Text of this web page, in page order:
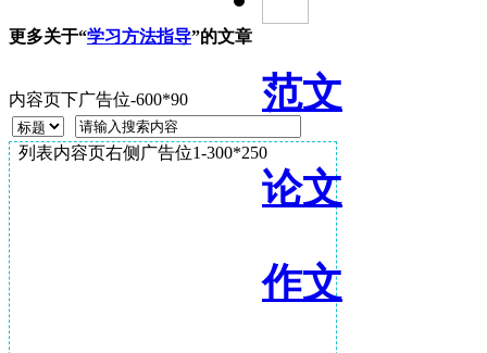
范文
论文
作文
更多关于“学习方法指导”的文章
内容页下广告位-600*90
列表内容页右侧广告位1-300*250